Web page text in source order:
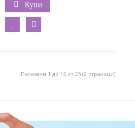
Купи
Показани 1 до 16 от 25 (2 страници)